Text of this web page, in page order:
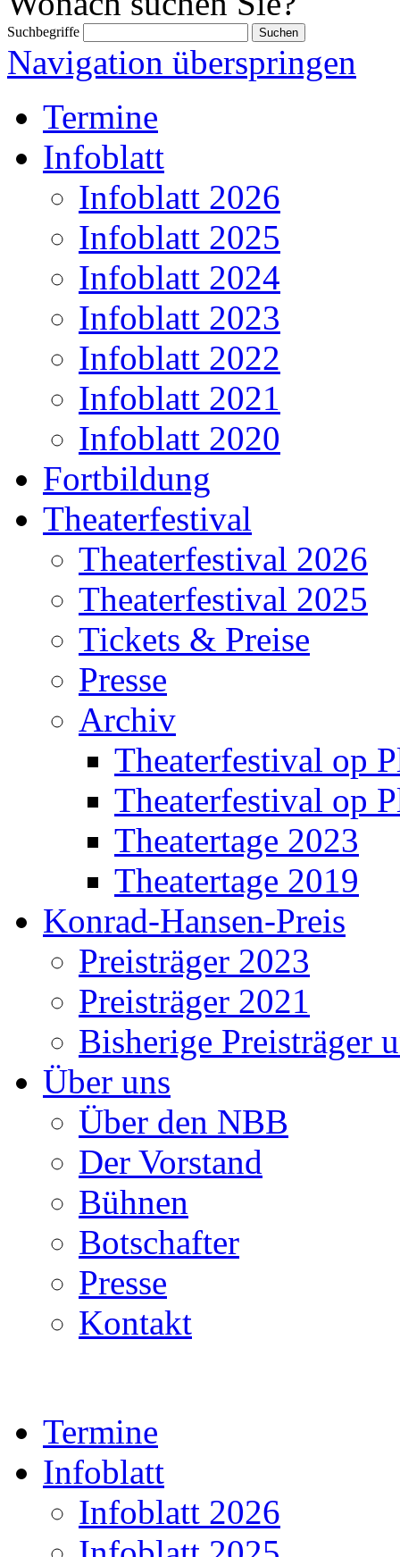
Suchbegriffe
Navigation überspringen
Termine
Infoblatt
Infoblatt 2026
Infoblatt 2025
Infoblatt 2024
Infoblatt 2023
Infoblatt 2022
Infoblatt 2021
Infoblatt 2020
Fortbildung
Theaterfestival
Theaterfestival 2026
Theaterfestival 2025
Tickets & Preise
Presse
Archiv
Theaterfestival op
Theaterfestival op
Theatertage 2023
Theatertage 2019
Konrad-Hansen-Preis
Preisträger 2023
Preisträger 2021
Bisherige Preisträger
Über uns
Über den NBB
Der Vorstand
Bühnen
Botschafter
Presse
Kontakt
Termine
Infoblatt
Infoblatt 2026